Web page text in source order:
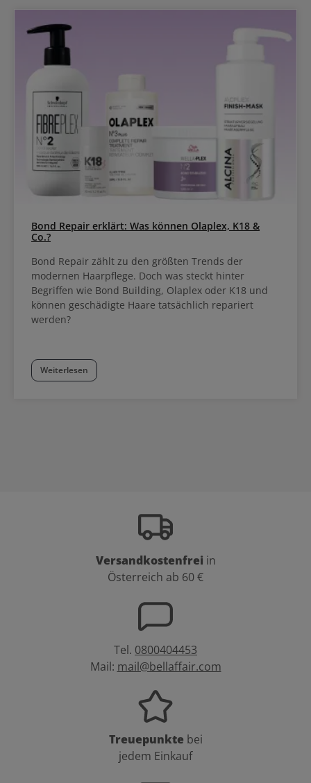
Bond Repair erklärt: Was können Olaplex, K18 &
Co.?
Bond Repair zählt zu den größten Trends der
modernen Haarpflege. Doch was steckt hinter
Begriffen wie Bond Building, Olaplex oder K18 und
können geschädigte Haare tatsächlich repariert
werden?
Weiterlesen
Versandkostenfrei in
Österreich ab 60 €
Tel. 0800404453
Mail: mail@bellaffair.com
Treuepunkte bei
jedem Einkauf